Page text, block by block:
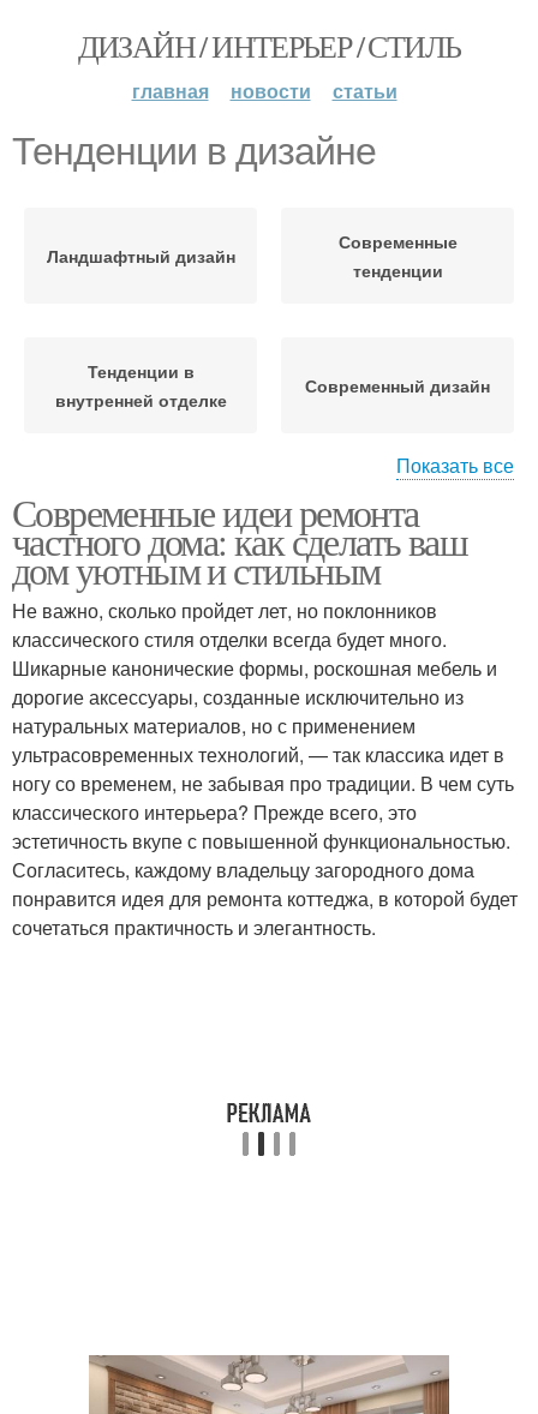
ДИЗАЙН / ИНТЕРЬЕР / СТИЛЬ
главная новости статьи
Тенденции в дизайне
Ландшафтный дизайн
Современные
тенденции
Тенденции в
внутренней отделке
Современный дизайн
Последние тенденции Идеи для дизайна
Крючки в дизайне
Мастер-класс по
детскому дизайну
Дизайн с детьми
Рекомендации по
дизайну
Скандинавский дизайн Дизайн в интерьере
Показать все
Современные идеи ремонта
частного дома: как сделать ваш
дом уютным и стильным
Не важно, сколько пройдет лет, но поклонников
классического стиля отделки всегда будет много.
Шикарные канонические формы, роскошная мебель и
дорогие аксессуары, созданные исключительно из
натуральных материалов, но с применением
ультрасовременных технологий, — так классика идет в
ногу со временем, не забывая про традиции. В чем суть
классического интерьера? Прежде всего, это
эстетичность вкупе с повышенной функциональностью.
Согласитесь, каждому владельцу загородного дома
понравится идея для ремонта коттеджа, в которой будет
сочетаться практичность и элегантность.